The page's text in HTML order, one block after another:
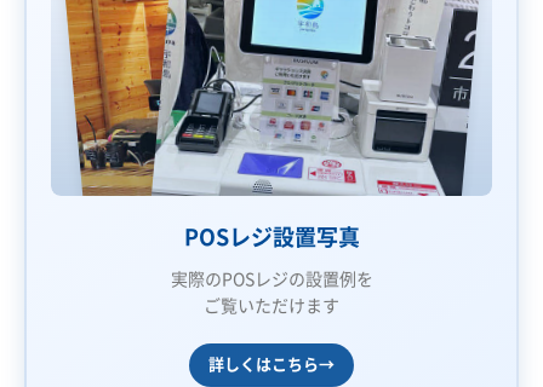
POSレジ設置写真
実際のPOSレジの設置例を
ご覧いただけます
詳しくはこちら→